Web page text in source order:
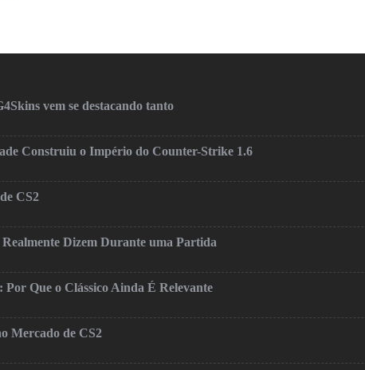
vem se destacando tanto
Construiu o Império do Counter-Strike 1.6
CS2
Dizem Durante uma Partida
Que o Clássico Ainda É Relevante
Mercado de CS2